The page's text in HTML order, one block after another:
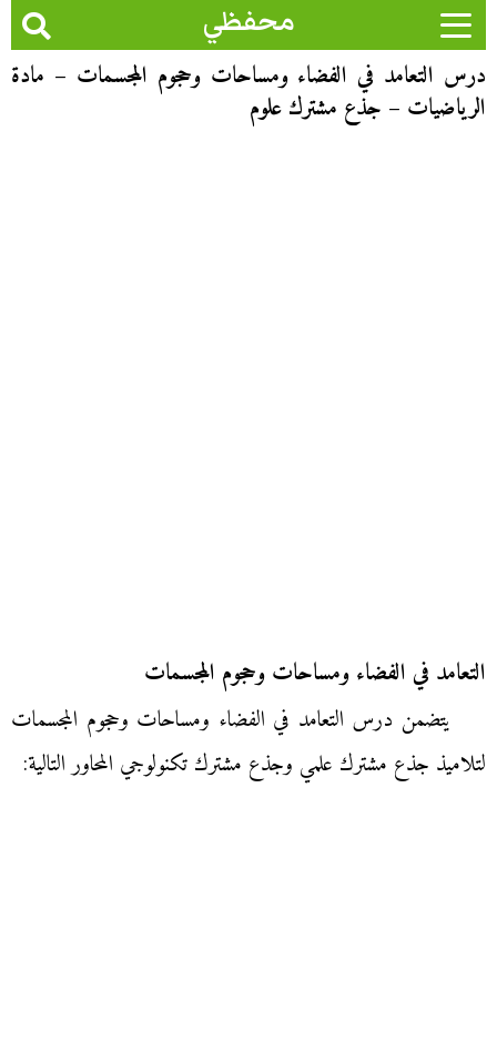
محفظي
درس التعامد في الفضاء ومساحات وحجوم المجسمات – مادة
الرياضيات – جذع مشترك علوم
التعامد في الفضاء ومساحات وحجوم المجسمات
يتضمن درس التعامد في الفضاء ومساحات وحجوم المجسمات
لتلاميذ جذع مشترك علمي وجذع مشترك تكنولوجي المحاور التالية: